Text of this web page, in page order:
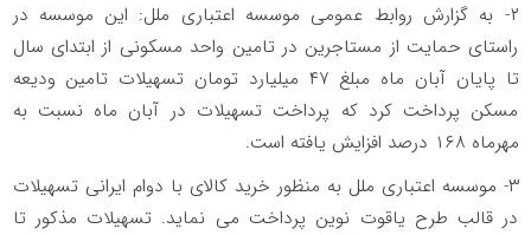
۲- به گزارش روابط عمومی موسسه اعتباری ملل: این موسسه در
راستای حمایت از مستاجرین در تامین واحد مسکونی از ابتدای سال
تا پایان آبان ماه مبلغ ۴۷ میلیارد تومان تسهیلات تامین ودیعه
مسکن پرداخت کرد که پرداخت تسهیلات در آبان ماه نسبت به
مهرماه ۱۶۸ درصد افزایش یافته است.
۳- موسسه اعتباری ملل به منظور خرید کالای با دوام ایرانی تسهیلات
در قالب طرح یاقوت نوین پرداخت می ‌نماید. تسهیلات مذکور تا